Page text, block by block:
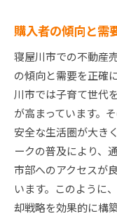
売却契約
寝屋川市マン
売却の動
実際に役
高値売却
売却にあ
成功者が
体験談か
大阪府で寝屋
購入者の傾向と需
寝屋川市での不動産
の傾向と需要を正確
川市では子育て世代
が高まっています。
安全な生活圏が大き
ークの普及により、
市部へのアクセスが
います。このように
却戦略を効果的に構